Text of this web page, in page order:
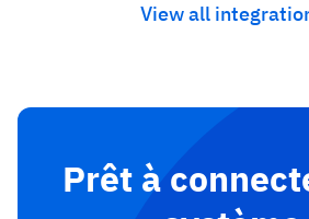
View all
Prêt à